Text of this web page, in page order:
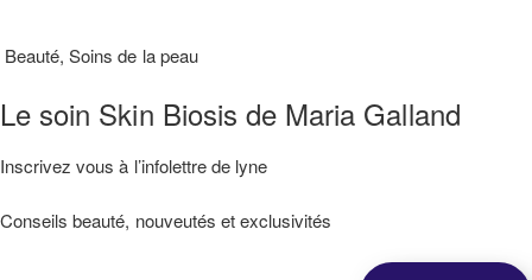
Beauté,Soins de la peau
Le soin Skin Biosis de Maria Galland
Inscrivez vous à l’infolettre de lyne
Conseils beauté, nouveutés et exclusivités